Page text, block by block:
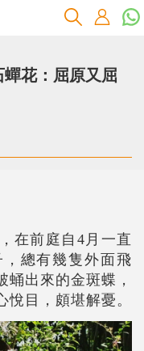
花：屈原又屈
在前庭自4月一直
總有幾隻外面飛
出來的金斑蝶，
目，頗堪解憂。